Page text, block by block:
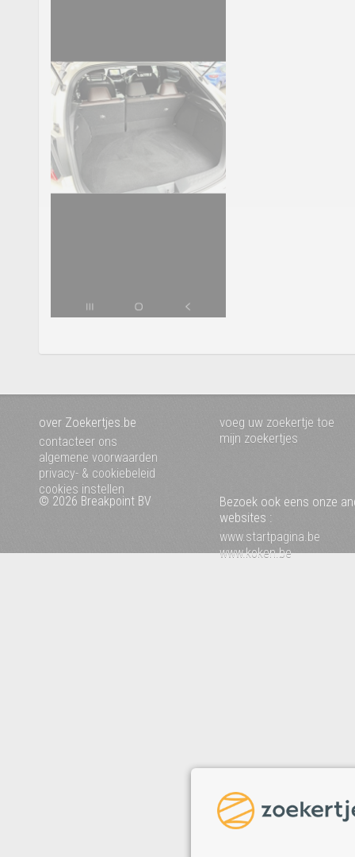
over Zoekertjes.be
contacteer ons
algemene voorwaarden
privacy- & cookiebeleid
cookies instellen
voeg uw zoekertje toe
mijn zoekertjes
© 2026 Breakpoint BV
Bezoek ook eens onze
websites :
www.startpagina.be
www.koken.be